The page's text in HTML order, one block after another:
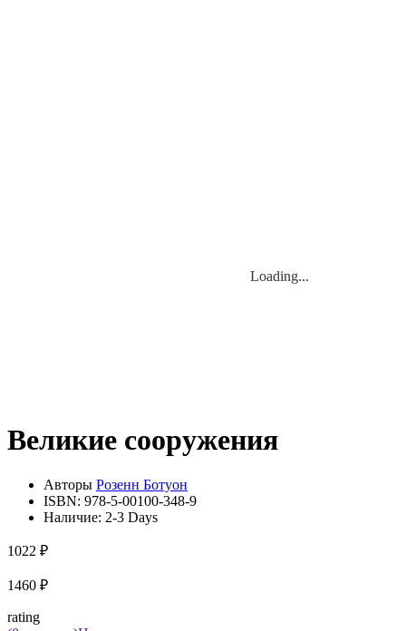
Loading...
Loading...
Великие сооружения
Авторы Розенн Ботуон
ISBN: 978-5-00100-348-9
Наличие: 2-3 Days
1022 ₽
1460 ₽
rating